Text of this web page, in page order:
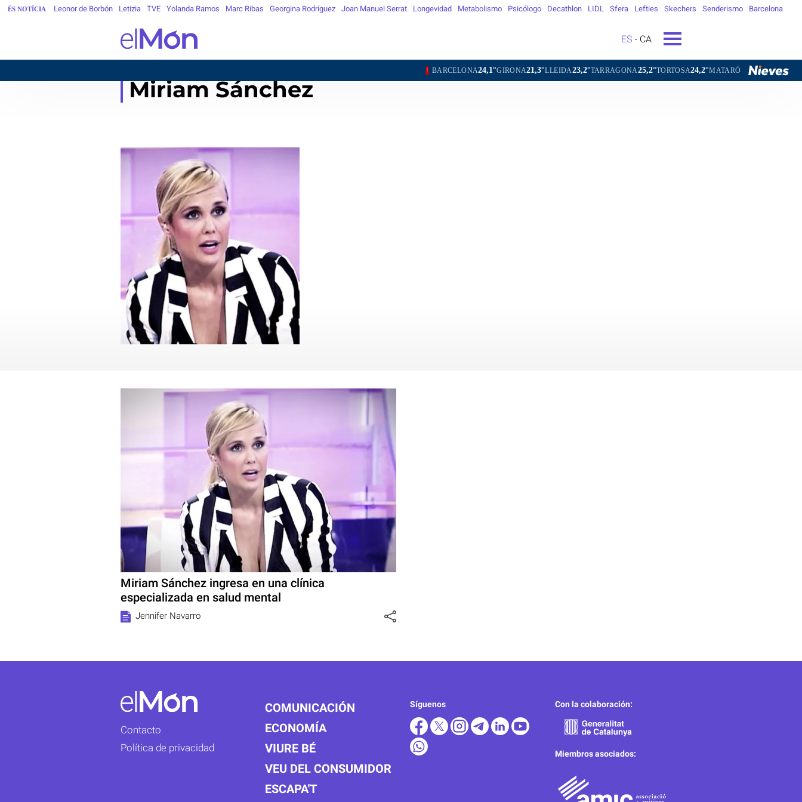
ÉS NOTÍCIA Leonor de Borbón Letizia TVE Yolanda Ramos Marc Ribas Georgina Rodríguez Joan Manuel Serrat Longevidad Metabolismo Psicólogo Decathlon LIDL Sfera Lefties Skechers Senderismo Barcelona
ES CA
BARCELONA24,1°GIRONA21,3°LLEIDA23,2°TARRAGONA25,2°TORTOSA24,2°MATARÓ23,7° VIC18,0°
Miriam Sánchez
Miriam Sánchez ingresa en una clínica
especializada en salud mental
Jennifer Navarro
Contacto
Política de privacidad
COMUNICACIÓN
ECONOMÍA
VIURE BÉ
VEU DEL CONSUMIDOR
ESCAPA'T
Síguenos Con la colaboración:
Miembros asociados: